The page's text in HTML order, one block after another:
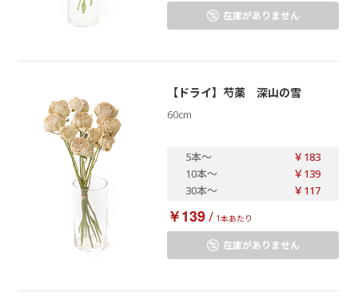
在庫がありません
【ドライ】芍薬 深山の雪
60cm
5本～
￥183
10本～
￥139
30本～ ￥117
￥139/ 1本あたり
在庫がありません